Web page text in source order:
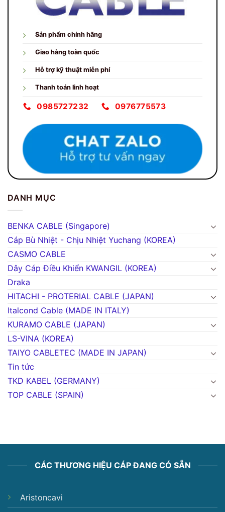
Sản phẩm chính hãng
Giao hàng toàn quốc
Hỗ trợ kỹ thuật miễn phí
Thanh toán linh hoạt
0985727232 0976775573
DANH MỤC
BENKA CABLE (Singapore)
Cáp Bù Nhiệt - Chịu Nhiệt Yuchang (KOREA)
CASMO CABLE
Dây Cáp Điều Khiển KWANGIL (KOREA)
Draka
HITACHI - PROTERIAL CABLE (JAPAN)
Italcond Cable (MADE IN ITALY)
KURAMO CABLE (JAPAN)
LS-VINA (KOREA)
TAIYO CABLETEC (MADE IN JAPAN)
Tin tức
TKD KABEL (GERMANY)
TOP CABLE (SPAIN)
CÁC THƯƠNG HIỆU CÁP ĐANG CÓ SẴN
Aristoncavi